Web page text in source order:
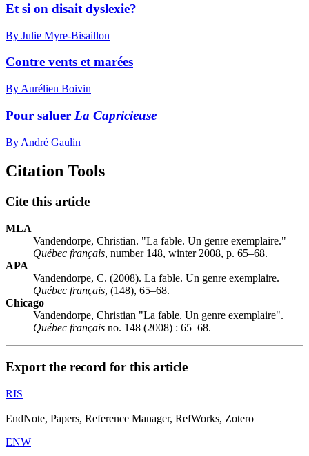
Et si on disait dyslexie?
By Julie Myre-Bisaillon
Contre vents et marées
By Aurélien Boivin
Pour saluer La Capricieuse
By André Gaulin
Citation Tools
Cite this article
MLA
Vandendorpe, Christian. "La fable. Un genre exemplaire."
Québec français, number 148, winter 2008, p. 65–68.
APA
Vandendorpe, C. (2008). La fable. Un genre exemplaire.
Québec français, (148), 65–68.
Chicago
Vandendorpe, Christian "La fable. Un genre exemplaire".
Québec français no. 148 (2008) : 65–68.
Export the record for this article
RIS
EndNote, Papers, Reference Manager, RefWorks, Zotero
ENW